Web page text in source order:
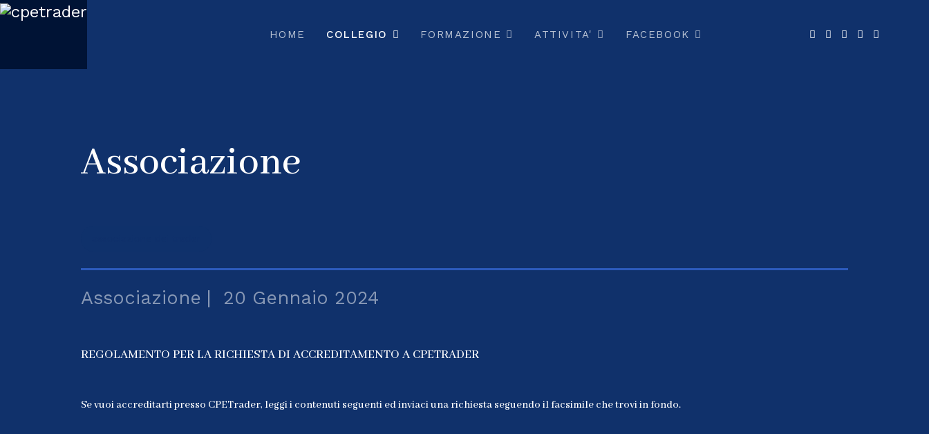
HOME COLLEGIO FORMAZIONE ATTIVITA' FACEBOOK
Associazione
Associazione 20 Gennaio 2024
REGOLAMENTO PER LA RICHIESTA DI ACCREDITAMENTO A CPETRADER
Se vuoi accreditarti presso CPETrader, leggi i contenuti seguenti ed inviaci una richiesta seguendo il facsimile che trovi in fondo.